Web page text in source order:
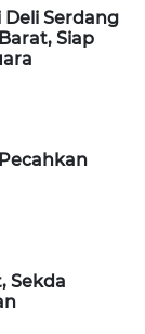
Serdang
Siap
Sekda